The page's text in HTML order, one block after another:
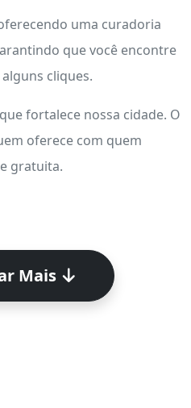
uma curadoria
que você encontre
cliques.
fortalece nossa cidade. O
oferece com quem
gratuita.
Mais